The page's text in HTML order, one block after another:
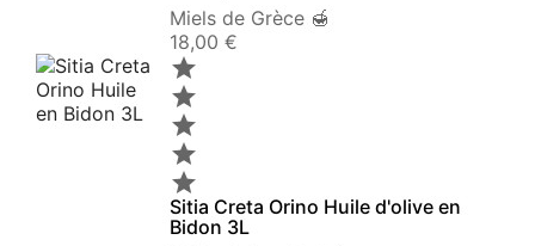
Miels de Grèce 🍯
18,00 €





Sitia Creta Orino Huile d'olive en
Bidon 3L